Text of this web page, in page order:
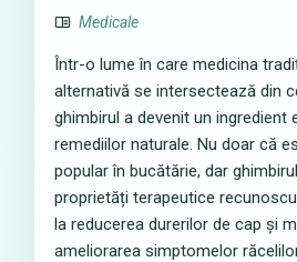
Medicale
Într-o lume în care medicina
alternativă se intersectează din
ghimbirul a devenit un ingredient
remediilor naturale. Nu doar că
popular în bucătărie, dar
proprietăți terapeutice
la reducerea durerilor de cap și
ameliorarea simptomelor